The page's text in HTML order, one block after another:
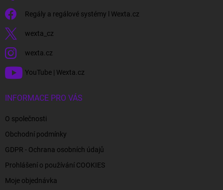
Regály a regálové systémy l Wexta.cz
wexta_cz
wexta.cz
YouTube | Wexta.cz
INFORMACE PRO VÁS
O společnosti
Obchodní podmínky
GDPR - Ochrana osobních údajů
Prohlášení o používání COOKIES
Moje objednávka